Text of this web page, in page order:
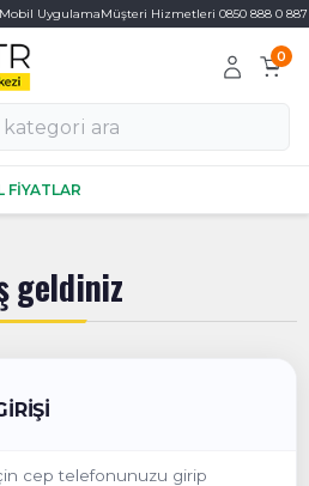
Mobil UygulamaMüşteri Hizmetleri 0850 888 0 887
0
geldiniz
cep telefonunuzu girip